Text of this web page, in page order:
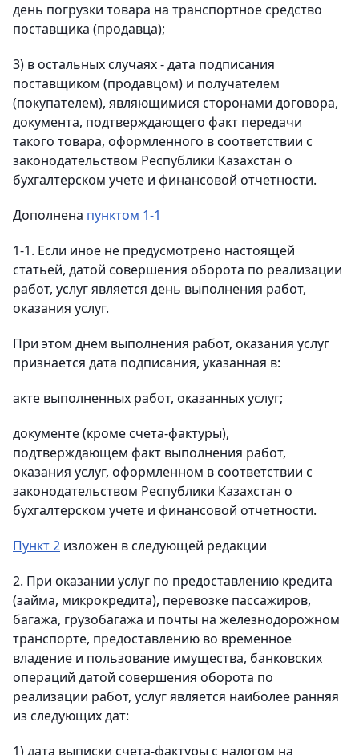
день погрузки товара на транспортное средство
поставщика (продавца);
3) в остальных случаях - дата подписания
поставщиком (продавцом) и получателем
(покупателем), являющимися сторонами договора,
документа, подтверждающего факт передачи
такого товара, оформленного в соответствии с
законодательством Республики Казахстан о
бухгалтерском учете и финансовой отчетности.
Дополнена пунктом 1-1
1-1. Если иное не предусмотрено настоящей
статьей, датой совершения оборота по реализации
работ, услуг является день выполнения работ,
оказания услуг.
При этом днем выполнения работ, оказания услуг
признается дата подписания, указанная в:
акте выполненных работ, оказанных услуг;
документе (кроме счета-фактуры),
подтверждающем факт выполнения работ,
оказания услуг, оформленном в соответствии с
законодательством Республики Казахстан о
бухгалтерском учете и финансовой отчетности.
Пункт 2 изложен в следующей редакции
2. При оказании услуг по предоставлению кредита
(займа, микрокредита), перевозке пассажиров,
багажа, грузобагажа и почты на железнодорожном
транспорте, предоставлению во временное
владение и пользование имущества, банковских
операций датой совершения оборота по
реализации работ, услуг является наиболее ранняя
из следующих дат:
1) дата выписки счета-фактуры с налогом на